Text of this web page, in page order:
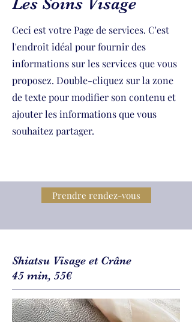
Ceci est votre Page de services. C'est
l'endroit idéal pour fournir des
informations sur les services que vous
proposez. Double-cliquez sur la zone
de texte pour modifier son contenu et
ajouter les informations que vous
souhaitez partager.
Prendre rendez-vous
Shiatsu Visage et Crâne
45 min, 55€